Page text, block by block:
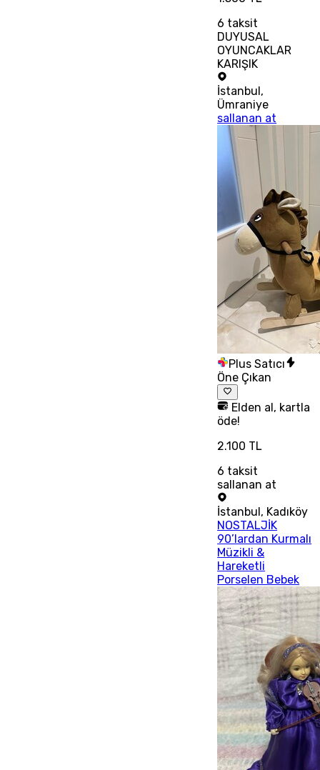
6 taksit
DUYUSAL
OYUNCAKLAR
KARIŞIK
İstanbul,
Ümraniye
sallanan at
Plus Satıcı
Öne Çıkan
Elden al, kartla
öde!
2.100 TL
6 taksit
sallanan at
İstanbul , Kadıköy
NOSTALJİK
90’lardan Kurmalı
Müzikli &
Hareketli
Porselen Bebek